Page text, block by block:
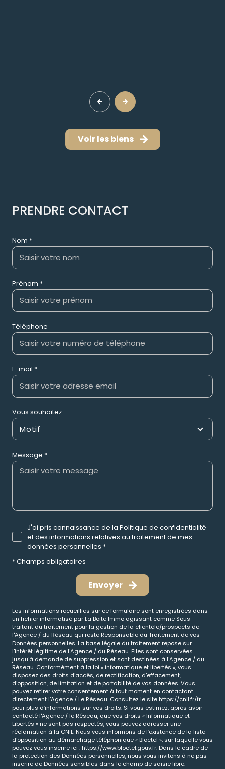
Voir les biens
PRENDRE CONTACT
Nom *
Prénom *
Téléphone
E-mail *
Vous souhaitez
Motif
Message *
J'ai pris connaissance de la Politique de confidentialité
et des informations relatives au traitement de mes
données personnelles *
* Champs obligatoires
Envoyer
Les informations recueillies sur ce formulaire sont enregistrées dans
un fichier informatisé par La Boite Immo agissant comme Sous-
traitant du traitement pour la gestion de la clientèle/prospects de
l'Agence / du Réseau qui reste Responsable du Traitement de vos
Données personnelles. La base légale du traitement repose sur
l'intérêt légitime de l'Agence / du Réseau. Elles sont conservées
jusqu'à demande de suppression et sont destinées à l'Agence / au
Réseau. Conformément à la loi « informatique et libertés », vous
disposez des droits d’accès, de rectification, d’effacement,
d’opposition, de limitation et de portabilité de vos données. Vous
pouvez retirer votre consentement à tout moment en contactant
directement l’Agence / Le Réseau. Consultez le sitehttps://cnil.fr/fr
pour plus d’informations sur vos droits. Si vous estimez, après avoir
contacté l'Agence / le Réseau, que vos droits « Informatique et
Libertés » ne sont pas respectés, vous pouvez adresser une
réclamation à la CNIL. Nous vous informons de l’existence de la liste
d'opposition au démarchage téléphonique « Bloctel », sur laquelle vous
pouvez vous inscrire ici :https://www.bloctel.gouv.fr. Dans le cadre de
la protection des Données personnelles, nous vous invitons à ne pas
inscrire de Données sensibles dans le champ de saisie libre.